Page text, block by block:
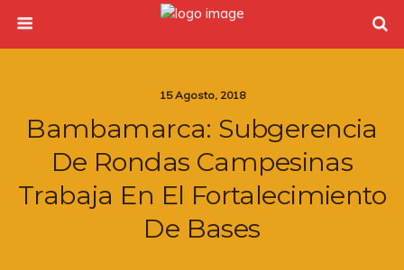
15 Agosto, 2018
Bambamarca: Subgerencia
De Rondas Campesinas
Trabaja En El Fortalecimiento
De Bases